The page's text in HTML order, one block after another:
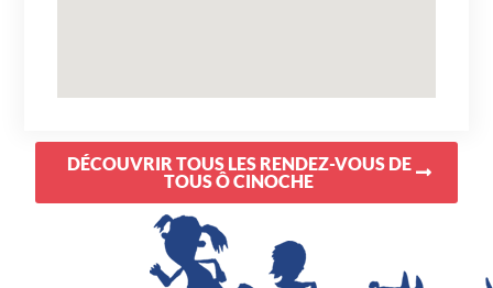
DÉCOUVRIR TOUS LES RENDEZ-VOUS DE
TOUS Ô CINOCHE